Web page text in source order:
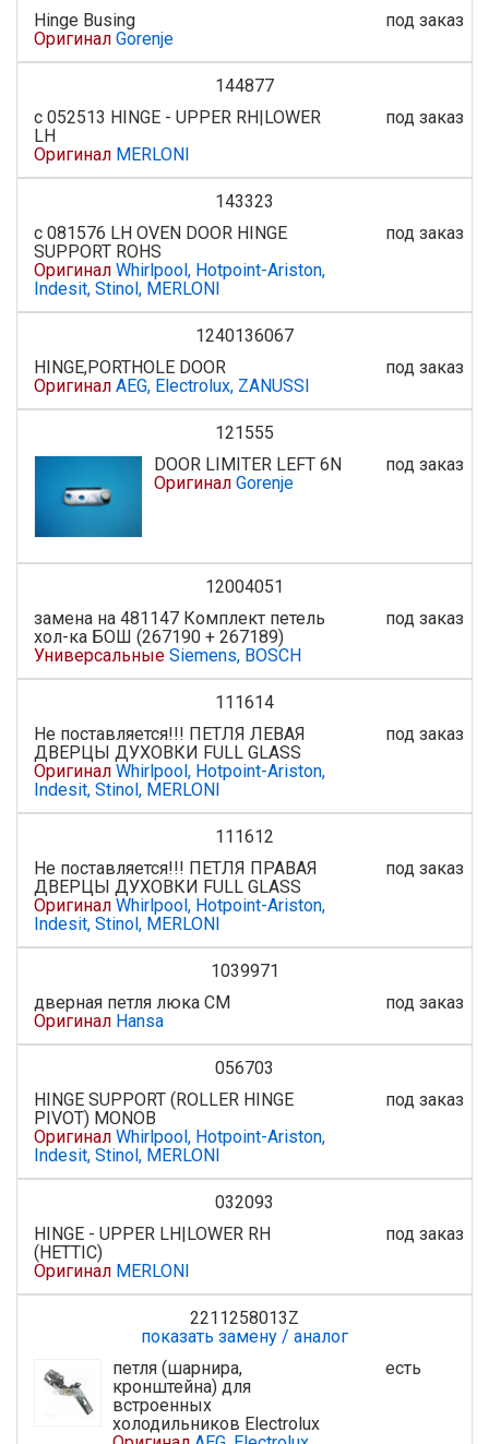
Hinge Busing
Оригинал Gorenje
под заказ
144877
с 052513 HINGE - UPPER RH|LOWER
LH
Оригинал MERLONI
под заказ
143323
с 081576 LH OVEN DOOR HINGE
SUPPORT ROHS
Оригинал Whirlpool, Hotpoint-Ariston,
Indesit, Stinol, MERLONI
под заказ
1240136067
HINGE,PORTHOLE DOOR
Оригинал AEG, Electrolux, ZANUSSI
под заказ
121555
DOOR LIMITER LEFT 6N
Оригинал Gorenje
под заказ
12004051
замена на 481147 Комплект петель
хол-ка БОШ (267190 + 267189)
Универсальные Siemens, BOSCH
под заказ
111614
Не поставляется!!! ПЕТЛЯ ЛЕВАЯ
ДВЕРЦЫ ДУХОВКИ FULL GLASS
Оригинал Whirlpool, Hotpoint-Ariston,
Indesit, Stinol, MERLONI
под заказ
111612
Не поставляется!!! ПЕТЛЯ ПРАВАЯ
ДВЕРЦЫ ДУХОВКИ FULL GLASS
Оригинал Whirlpool, Hotpoint-Ariston,
Indesit, Stinol, MERLONI
под заказ
1039971
дверная петля люка СМ
Оригинал Hansa
под заказ
056703
HINGE SUPPORT (ROLLER HINGE
PIVOT) MONOB
Оригинал Whirlpool, Hotpoint-Ariston,
Indesit, Stinol, MERLONI
под заказ
032093
HINGE - UPPER LH|LOWER RH
(HETTIC)
Оригинал MERLONI
под заказ
2211258013Z
показать замену / аналог
петля (шарнира,
кронштейна) для
встроенных
холодильников Electrolux
есть